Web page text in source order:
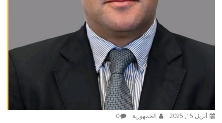
أبريل 15, 2025 الجمهورية 0